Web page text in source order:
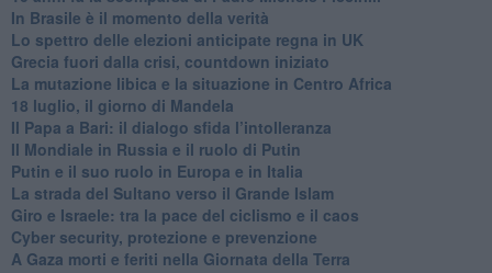
In Brasile è il momento della verità
Lo spettro delle elezioni anticipate regna in UK
Grecia fuori dalla crisi, countdown iniziato
La mutazione libica e la situazione in Centro Africa
18 luglio, il giorno di Mandela
Il Papa a Bari: il dialogo sfida l’intolleranza
Il Mondiale in Russia e il ruolo di Putin
Putin e il suo ruolo in Europa e in Italia
La strada del Sultano verso il Grande Islam
Giro e Israele: tra la pace del ciclismo e il caos
Cyber security, protezione e prevenzione
A Gaza morti e feriti nella Giornata della Terra